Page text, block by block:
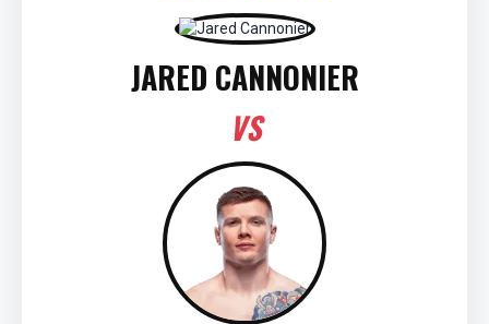
JARED CANNONIER
VS